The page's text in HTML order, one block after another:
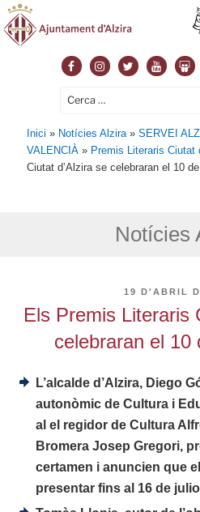
FacebookInstagram
TwitterYoutube
Cerca:
Inici » Notícies Alzira »SERVEI
VALENCIÀ » Premis Literaris Ciutat
Ciutat d’Alzira se celebraran el 10
Notícies
PUBLICAT
19 D'ABRIL
Els Premis Literaris
celebraran el 10
L’alcalde d’Alzira, Diego
autonòmic de Cultura i
al el regidor de Cultura
Bromera Josep Gregori,
certamen i anuncien que
presentar fins al 16 de